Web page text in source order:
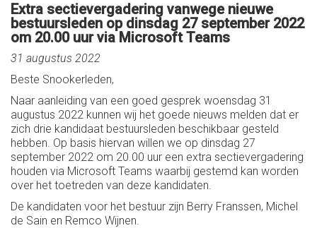
Extra sectievergadering vanwege nieuwe
bestuursleden op dinsdag 27 september 2022
om 20.00 uur via Microsoft Teams
31 augustus 2022
Beste Snookerleden,
Naar aanleiding van een goed gesprek woensdag 31
augustus 2022 kunnen wij het goede nieuws melden dat er
zich drie kandidaat bestuursleden beschikbaar gesteld
hebben. Op basis hiervan willen we op dinsdag 27
september 2022 om 20.00 uur een extra sectievergadering
houden via Microsoft Teams waarbij gestemd kan worden
over het toetreden van deze kandidaten.
De kandidaten voor het bestuur zijn Berry Franssen, Michel
de Sain en Remco Wijnen.